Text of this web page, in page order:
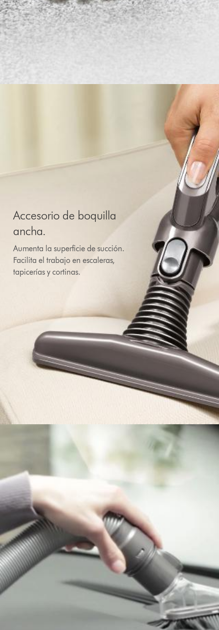
Accesorio de boquilla
ancha.
Aumenta la superficie de succión.
Facilita el trabajo en escaleras,
tapicerías y cortinas.